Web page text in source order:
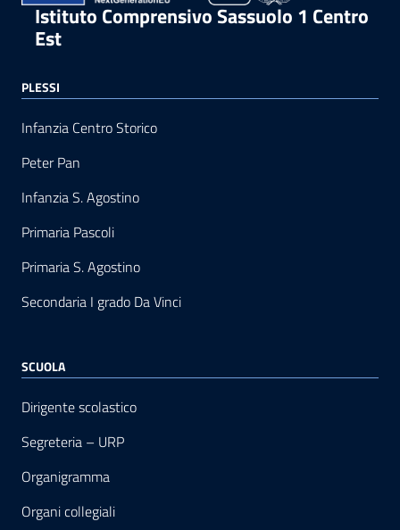
Istituto Comprensivo Sassuolo 1 Centro
Est
PLESSI
Infanzia Centro Storico
Peter Pan
Infanzia S. Agostino
Primaria Pascoli
Primaria S. Agostino
Secondaria I grado Da Vinci
SCUOLA
Dirigente scolastico
Segreteria – URP
Organigramma
Organi collegiali